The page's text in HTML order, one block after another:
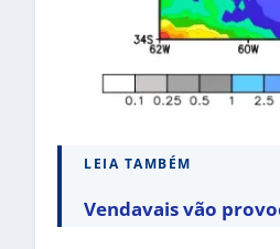
LEIA TAMBÉM
Vendavais vão